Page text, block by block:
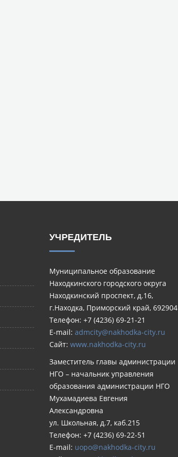
УЧРЕДИТЕЛЬ
Муниципальное образование
Находкинского городского округа
Находкинский проспект, д.16,
г.Находка, Приморский край, 692904
Телефон: +7 (4236) 69-21-21
E-mail: admcity@nakhodka-city.ru
Сайт: www.nakhodka-city.ru
Заместитель главы администрации
НГО – начальник управления
образования администрации НГО
Мухамадиева Евгения
Александровна
ул. Школьная, д.7, каб.215
Телефон: +7 (4236) 69-22-51
E-mail: uopo@nakhodka-city.ru